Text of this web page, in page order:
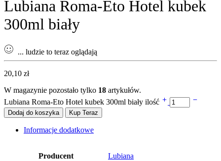
Lubiana Roma-Eto Hotel kubek
300ml biały
... ludzie to teraz oglądają
20,10 zł
W magazynie pozostało tylko 18 artykułów.
Lubiana Roma-Eto Hotel kubek 300ml biały ilość
Dodaj do koszyka Kup Teraz
Informacje dodatkowe
Producent Lubiana